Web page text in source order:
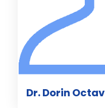
Dr. Dorin